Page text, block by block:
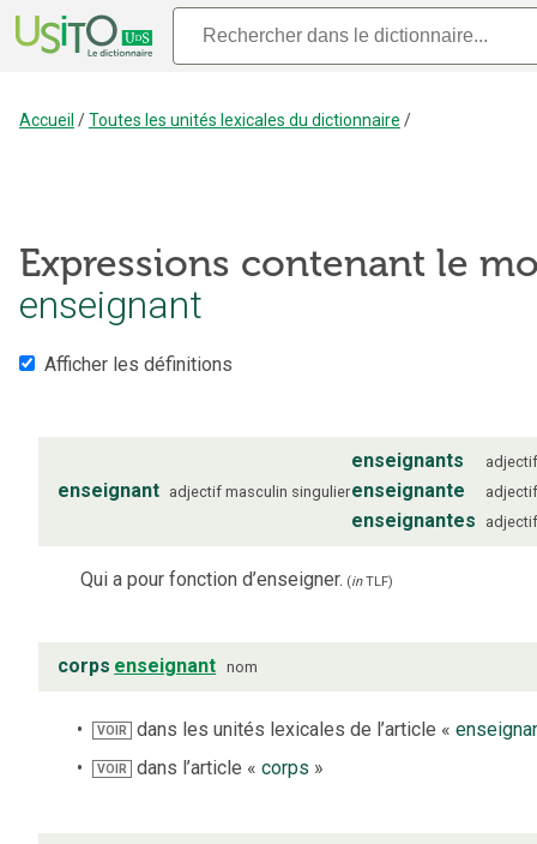
Accueil /Toutes les unités lexicales du dictionnaire /
Expressions contenant le
enseignant
Afficher les définitions
enseignant adjectif masculin singulier
enseignants adjectif
enseignante adjectif
enseignantes adjectif
Qui a pour fonction d’enseigner. (inTLF)
corps enseignant nom
VOIR dans les unités lexicales de l’article «
VOIR dans l’article «corps »